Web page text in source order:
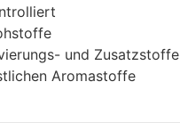
und Zusatzstoffe
Aromastoffe